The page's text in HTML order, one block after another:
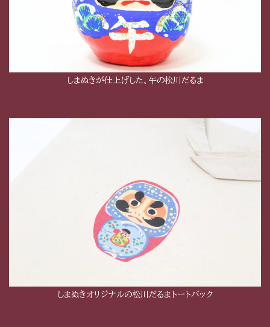
しまぬきが仕上げした、午の松川だるま
しまぬきオリジナルの松川だるまトートバック